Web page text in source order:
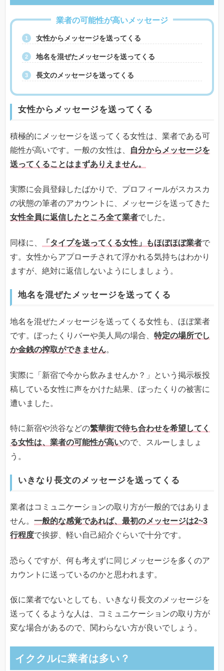
業者の可能性が高いメッセージ
女性からメッセージを送ってくる
地名を混ぜたメッセージを送ってくる
長文のメッセージを送ってくる
女性からメッセージを送ってくる
積極的にメッセージを送ってくる女性は、業者である可
能性が高いです。一般の女性は、
自分からメッセージを
送ってくることはまずありえません。
実際に会員登録したばかりで、プロフィールがスカスカ
の状態の筆者のアカウントに、メッセージを送ってきた
女性全員に返信したところ全て業者でした。
同様に、 「タイプを送ってくる女性」もほぼほぼ業者で
す。女性からアプローチされて浮かれる気持ちはわかり
ますが、絶対に返信しないようにしましょう。
地名を混ぜたメッセージを送ってくる
地名を混ぜたメッセージを送ってくる女性も、ほぼ業者
です。ぼったくりバーや美人局の場合、 特定の場所でし
か金銭の搾取ができません。
実際に「新宿で今から飲みませんか？」という掲示板投
稿している女性に声をかけた結果、ぼったくりの被害に
遭いました。
特に新宿や渋谷などの繁華街で待ち合わせを希望してく
る女性は、業者の可能性が高いので、スルーしましょ
う。
いきなり長文のメッセージを送ってくる
業者はコミュニケーションの取り方が一般的ではありま
せん。 一般的な感覚であれば、最初のメッセージは2~3
行程度で挨拶、軽い自己紹介ぐらいで十分です。
恐らくですが、何も考えずに同じメッセージを多くのア
カウントに送っているのかと思われます。
仮に業者でないとしても、いきなり長文のメッセージを
送ってくるような人は、コミュニケーションの取り方が
変な場合があるので、関わらない方が良いでしょう。
イククルに業者は多い？